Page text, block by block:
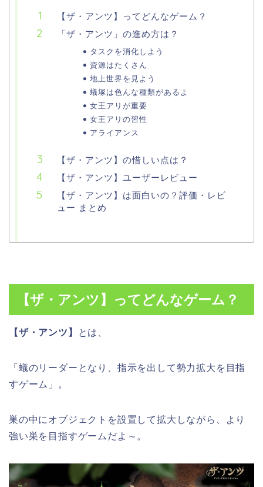
【ザ・アンツ】ってどんなゲーム？
「ザ・アンツ」の進め方は？
タスクを消化しよう
資源はたくさん
地上世界を見よう
蟻塚は色んな種類があるよ
女王アリが重要
女王アリの習性
アライアンス
【ザ・アンツ】の惜しい点は？
【ザ・アンツ】ユーザーレビュー
【ザ・アンツ】は面白いの？評価・レビ
ュー まとめ
【ザ・アンツ】ってどんなゲーム？
【ザ・アンツ】 とは、
「蟻のリーダーとなり、指示を出して勢力拡大を目指
すゲーム」。
巣の中にオブジェクトを設置して拡大しながら、より
強い巣を目指すゲームだよ～。